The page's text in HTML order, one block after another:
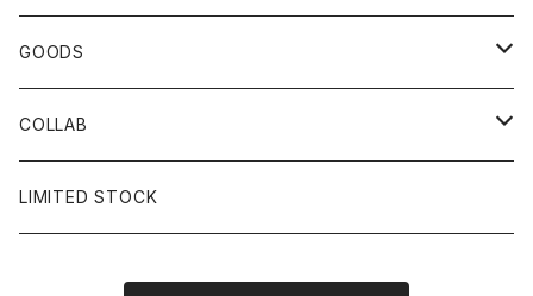
CAP
BUCKET HAT
SOCKS
GOODS
STICKER
GLASS
COLLAB
×岩井ジョニ男
LIMITED STOCK